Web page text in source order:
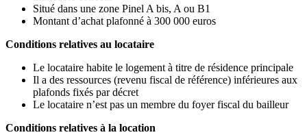
Situé dans une zone Pinel A bis, A ou B1
Montant d’achat plafonné à 300 000 euros
Conditions relatives au locataire
Le locataire habite le logement à titre de résidence principale
Il a des ressources (revenu fiscal de référence) inférieures aux
plafonds fixés par décret
Le locataire n’est pas un membre du foyer fiscal du bailleur
Conditions relatives à la location